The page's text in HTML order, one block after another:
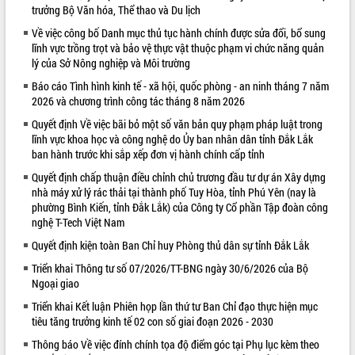
Kỳ họp thứ Hai, Hội đồng nhân dân
tỉnh khóa XI quyết nghị nhiều nội dung
quan trọng
Bí thư Tỉnh ủy Lương Nguyễn Minh
Triết thăm, tặng quà người có công với
cách mạng
Rà soát, hoàn thiện hệ thống thiết chế
văn hóa, thể thao đáp ứng yêu cầu
phát triển mới
Thường trực HĐND tỉnh Đắk Lắk gặp
mặt Đoàn chuyên gia y tế TP. Hồ Chí
Minh
Lễ truy điệu và an táng hài cốt liệt sĩ
tại Nghĩa trang Liệt sĩ xã Sơn Hòa
Bàn giải pháp tháo gỡ khó khăn trong
xuất khẩu sầu riêng và triển khai quy
định EUDR
Thứ trưởng Bộ Nông nghiệp và Môi
trường Nguyễn Hoàng Hiệp khảo sát
vùng trồng và doanh nghiệp đóng gói
LIÊN KẾT WEB
trưởng Bộ Văn hóa, Thể thao và Du lịch
Về việc công bố Danh mục thủ tục hành chính được sửa đổi, bổ sung
lĩnh vực trồng trọt và bảo vệ thực vật thuộc phạm vi chức năng quản
lý của Sở Nông nghiệp và Môi trường
Báo cáo Tình hình kinh tế - xã hội, quốc phòng - an ninh tháng 7 năm
2026 và chương trình công tác tháng 8 năm 2026
Quyết định Về việc bãi bỏ một số văn bản quy phạm pháp luật trong
lĩnh vực khoa học và công nghệ do Ủy ban nhân dân tỉnh Đắk Lắk
ban hành trước khi sắp xếp đơn vị hành chính cấp tỉnh
Quyết định chấp thuận điều chỉnh chủ trương đầu tư dự án Xây dựng
nhà máy xử lý rác thải tại thành phố Tuy Hòa, tỉnh Phú Yên (nay là
phường Bình Kiến, tỉnh Đắk Lắk) của Công ty Cổ phần Tập đoàn công
nghệ T-Tech Việt Nam
Quyết định kiện toàn Ban Chỉ huy Phòng thủ dân sự tỉnh Đắk Lắk
Triển khai Thông tư số 07/2026/TT-BNG ngày 30/6/2026 của Bộ
Ngoại giao
Triển khai Kết luận Phiên họp lần thứ tư Ban Chỉ đạo thực hiện mục
tiêu tăng trưởng kinh tế 02 con số giai đoạn 2026 - 2030
Thông báo Về việc đính chính tọa độ điểm góc tại Phụ lục kèm theo